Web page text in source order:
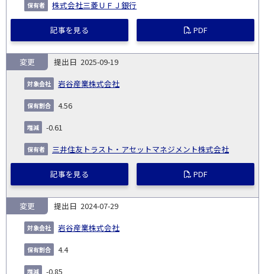
株式会社三菱ＵＦＪ銀行
記事を見る PDF
2025-09-19
岩谷産業株式会社
変更
4.56
-0.61
三井住友トラスト・アセットマネジメント株式会社
記事を見る PDF
2024-07-29
岩谷産業株式会社
変更
4.4
-0.85